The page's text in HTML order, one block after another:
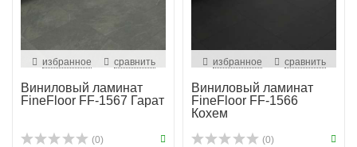
избранное сравнить
Виниловый ламинат
FineFloor FF-1567 Гарат
(0)
избранное сравнить
Виниловый ламинат
FineFloor FF-1566
Кохем
(0)